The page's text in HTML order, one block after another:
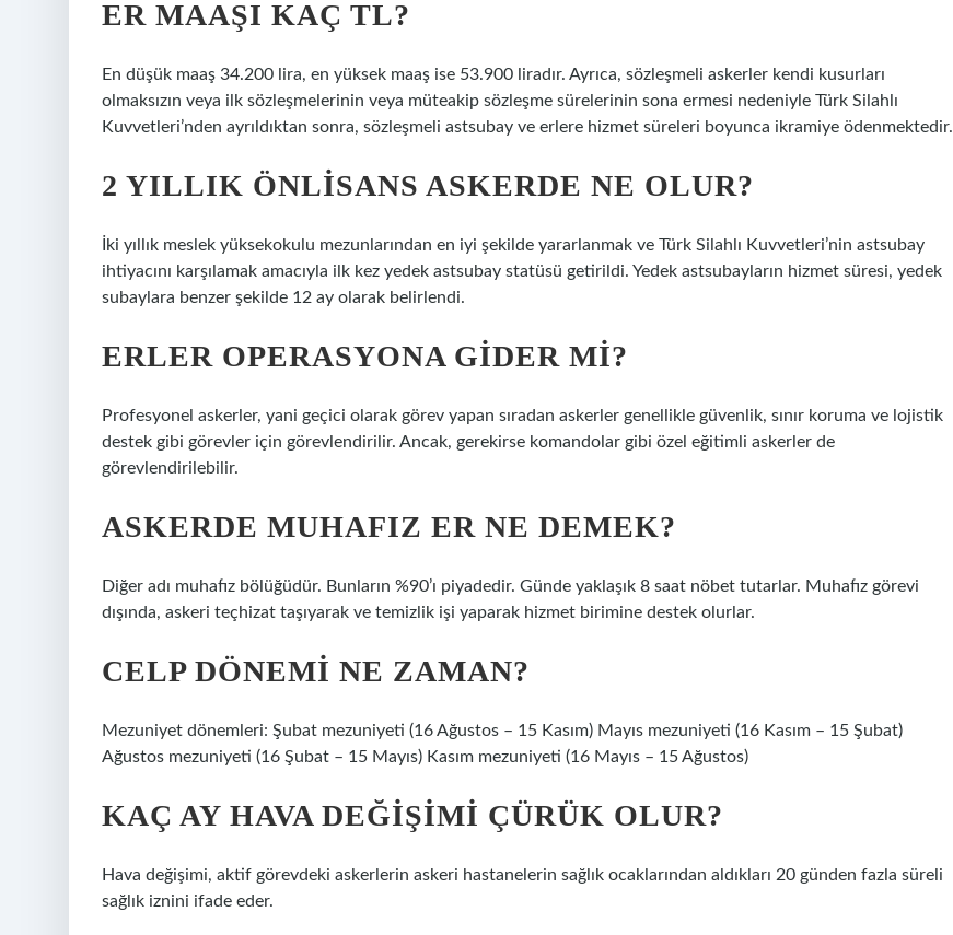
ER MAAŞI KAÇ TL?
En düşük maaş 34.200 lira, en yüksek maaş ise 53.900 liradır. Ayrıca, sözleşmeli askerler kendi kusurları
olmaksızın veya ilk sözleşmelerinin veya müteakip sözleşme sürelerinin sona ermesi nedeniyle Türk Silahlı
Kuvvetleri’nden ayrıldıktan sonra, sözleşmeli astsubay ve erlere hizmet süreleri boyunca ikramiye ödenmektedir.
2 YILLIK ÖNLISANS ASKERDE NE OLUR?
İki yıllık meslek yüksekokulu mezunlarından en iyi şekilde yararlanmak ve Türk Silahlı Kuvvetleri’nin astsubay
ihtiyacını karşılamak amacıyla ilk kez yedek astsubay statüsü getirildi. Yedek astsubayların hizmet süresi, yedek
subaylara benzer şekilde 12 ay olarak belirlendi.
ERLER OPERASYONA GIDER MI?
Profesyonel askerler, yani geçici olarak görev yapan sıradan askerler genellikle güvenlik, sınır koruma ve lojistik
destek gibi görevler için görevlendirilir. Ancak, gerekirse komandolar gibi özel eğitimli askerler de
görevlendirilebilir.
ASKERDE MUHAFIZ ER NE DEMEK?
Diğer adı muhafız bölüğüdür. Bunların %90’ı piyadedir. Günde yaklaşık 8 saat nöbet tutarlar. Muhafız görevi
dışında, askeri teçhizat taşıyarak ve temizlik işi yaparak hizmet birimine destek olurlar.
CELP DÖNEMI NE ZAMAN?
Mezuniyet dönemleri: Şubat mezuniyeti (16 Ağustos – 15 Kasım) Mayıs mezuniyeti (16 Kasım – 15 Şubat)
Ağustos mezuniyeti (16 Şubat – 15 Mayıs) Kasım mezuniyeti (16 Mayıs – 15 Ağustos)
KAÇ AY HAVA DEĞIŞIMI ÇÜRÜK OLUR?
Hava değişimi, aktif görevdeki askerlerin askeri hastanelerin sağlık ocaklarından aldıkları 20 günden fazla süreli
sağlık iznini ifade eder.